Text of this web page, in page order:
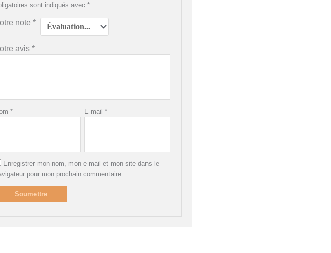
sont indiqués avec *
note *
avis *
* E-mail *
Enregistrer mon nom, mon e-mail et mon site dans le
pour mon prochain commentaire.